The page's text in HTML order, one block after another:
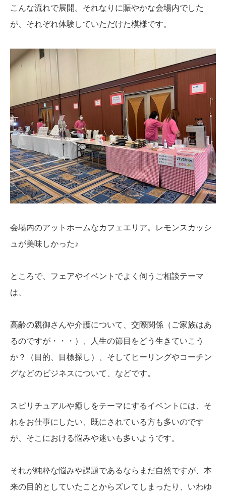
こんな流れで展開。それなりに賑やかな会場内でした
が、それぞれ体験していただけた模様です。
会場内のアットホームなカフェエリア。レモンスカッシ
ュが美味しかった♪
ところで、フェアやイベントでよく伺うご相談テーマ
は、
高齢の親御さんや介護について、交際関係（ご家族はあ
るのですが・・・）、人生の節目をどう生きていこう
か？（目的、目標探し）、そしてヒーリングやコーチン
グなどのビジネスについて、などです。
スピリチュアルや癒しをテーマにするイベントには、そ
れをお仕事にしたい、既にされている方も多いのです
が、そこにおける悩みや迷いも多いようです。
それが純粋な悩みや課題であるならまだ自然ですが、本
来の目的としていたことからズレてしまったり、いわゆ